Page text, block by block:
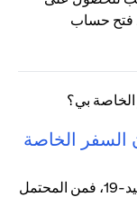
فتح حساب
السفر الخاصة
نظرًا لتباطؤ حركة السفر في ظل جائحة كوفيد-19، فمن المحتمل